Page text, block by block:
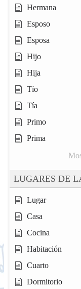
Hermana
Esposo
Esposa
Hijo
Hija
Tío
Tía
Primo
Prima
LUGARES DE
Lugar
Casa
Cocina
Habitación
Cuarto
Dormitorio